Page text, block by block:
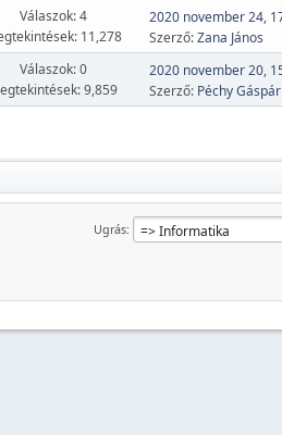
Válaszok: 4
11,278
2020 november 24,
Szerző:Zana János
Válaszok: 0
9,859
2020 november 20,
Szerző: Péchy Gáspár
Ugrás